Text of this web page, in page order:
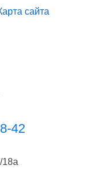
сайта
42
18а